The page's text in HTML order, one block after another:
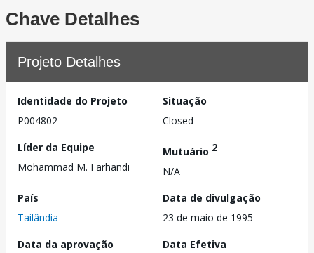
Chave Detalhes
Projeto Detalhes
Identidade do Projeto
P004802
Situação
Closed
Líder da Equipe
Mohammad M. Farhandi
Mutuário 2
N/A
País
Tailândia
Data de divulgação
23 de maio de 1995
Data da aprovação
Data Efetiva